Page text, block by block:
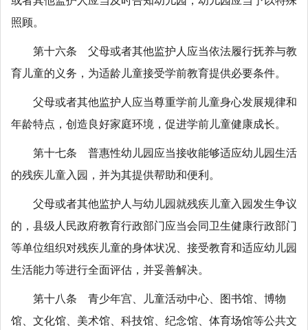
照顾。
第十六条 父母或者其他监护人应当依法履行抚养与教
育儿童的义务，为适龄儿童接受学前教育提供必要条件。
父母或者其他监护人应当尊重学前儿童身心发展规律和
年龄特点，创造良好家庭环境，促进学前儿童健康成长。
第十七条 普惠性幼儿园应当接收能够适应幼儿园生活
的残疾儿童入园，并为其提供帮助和便利。
父母或者其他监护人与幼儿园就残疾儿童入园发生争议
的，县级人民政府教育行政部门应当会同卫生健康行政部门
等单位组织对残疾儿童的身体状况、接受教育和适应幼儿园
生活能力等进行全面评估，并妥善解决。
第十八条 青少年宫、儿童活动中心、图书馆、博物
馆、文化馆、美术馆、科技馆、纪念馆、体育场馆等公共文